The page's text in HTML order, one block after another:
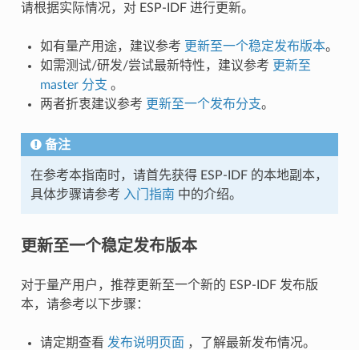
请根据实际情况，对 ESP-IDF 进行更新。
如有量产用途，建议参考 更新至一个稳定发布版本。
如需测试/研发/尝试最新特性，建议参考 更新至
master 分支 。
两者折衷建议参考 更新至一个发布分支。
备注
在参考本指南时，请首先获得 ESP-IDF 的本地副本，
具体步骤请参考 入门指南 中的介绍。
更新至一个稳定发布版本
对于量产用户，推荐更新至一个新的 ESP-IDF 发布版
本，请参考以下步骤：
请定期查看 发布说明页面 ，了解最新发布情况。